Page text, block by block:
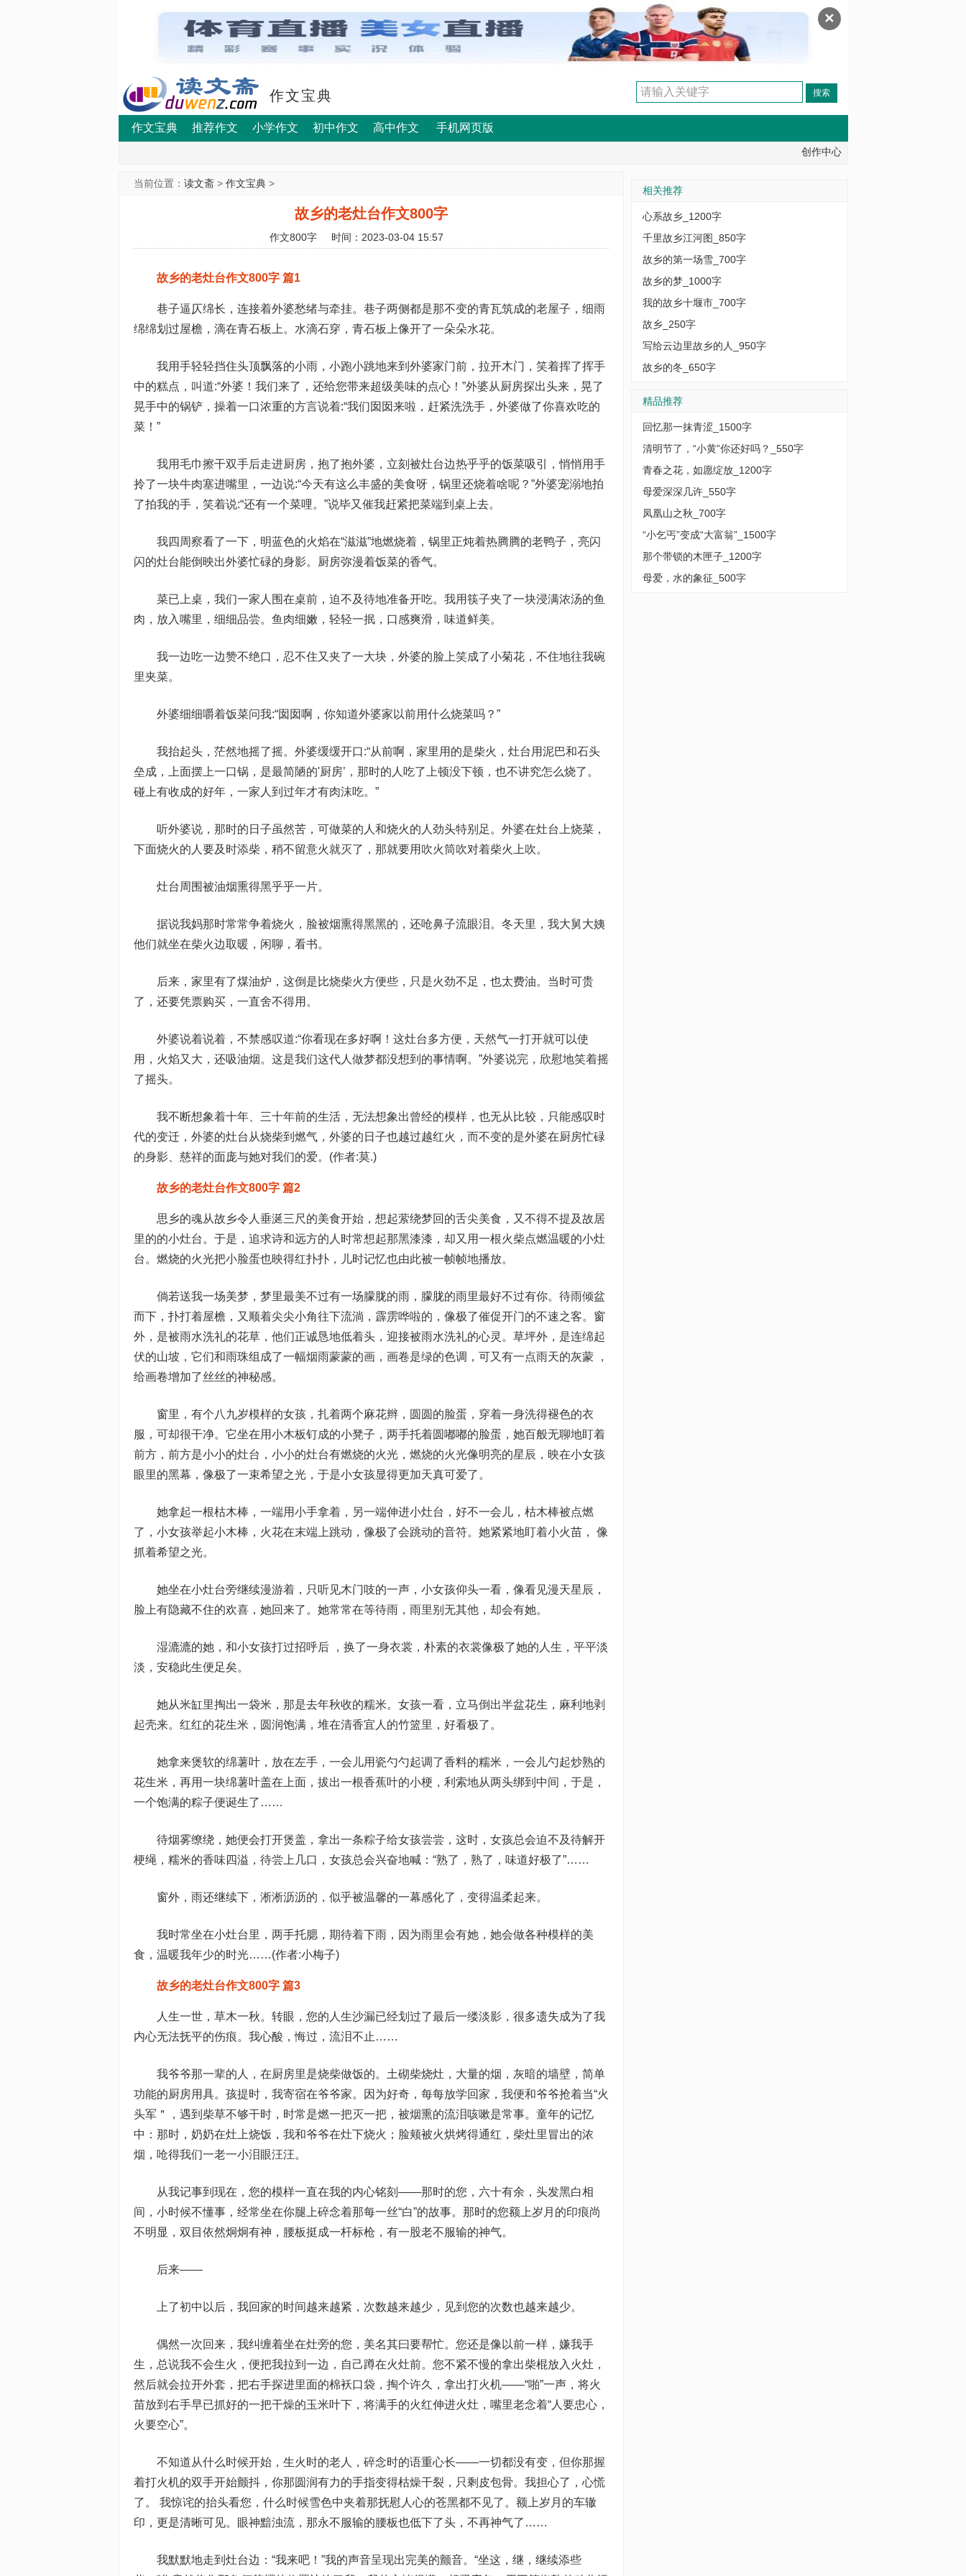
✕
作文宝典
作文宝典 推荐作文 小学作文 初中作文 高中作文 手机网页版
创作中心
当前位置： 读文斋> 作文宝典>
故乡的老灶台作文800字
作文800字 时间：2023-03-04 15:57
故乡的老灶台作文800字 篇1
巷子逼仄绵长，连接着外婆愁绪与牵挂。巷子两侧都是那不变的青瓦筑成的老屋子，细雨
绵绵划过屋檐，滴在青石板上。水滴石穿，青石板上像开了一朵朵水花。
我用手轻轻挡住头顶飘落的小雨，小跑小跳地来到外婆家门前，拉开木门，笑着挥了挥手
中的糕点，叫道:“外婆！我们来了，还给您带来超级美味的点心！”外婆从厨房探出头来，晃了
晃手中的锅铲，操着一口浓重的方言说着:“我们囡囡来啦，赶紧洗洗手，外婆做了你喜欢吃的
菜！”
我用毛巾擦干双手后走进厨房，抱了抱外婆，立刻被灶台边热乎乎的饭菜吸引，悄悄用手
拎了一块牛肉塞进嘴里，一边说:“今天有这么丰盛的美食呀，锅里还烧着啥呢？”外婆宠溺地拍
了拍我的手，笑着说:“还有一个菜哩。”说毕又催我赶紧把菜端到桌上去。
我四周察看了一下，明蓝色的火焰在“滋滋”地燃烧着，锅里正炖着热腾腾的老鸭子，亮闪
闪的灶台能倒映出外婆忙碌的身影。厨房弥漫着饭菜的香气。
菜已上桌，我们一家人围在桌前，迫不及待地准备开吃。我用筷子夹了一块浸满浓汤的鱼
肉，放入嘴里，细细品尝。鱼肉细嫩，轻轻一抿，口感爽滑，味道鲜美。
我一边吃一边赞不绝口，忍不住又夹了一大块，外婆的脸上笑成了小菊花，不住地往我碗
里夹菜。
外婆细细嚼着饭菜问我:“囡囡啊，你知道外婆家以前用什么烧菜吗？”
我抬起头，茫然地摇了摇。外婆缓缓开口:“从前啊，家里用的是柴火，灶台用泥巴和石头
垒成，上面摆上一口锅，是最简陋的'厨房’，那时的人吃了上顿没下顿，也不讲究怎么烧了。
碰上有收成的好年，一家人到过年才有肉沫吃。”
听外婆说，那时的日子虽然苦，可做菜的人和烧火的人劲头特别足。外婆在灶台上烧菜，
下面烧火的人要及时添柴，稍不留意火就灭了，那就要用吹火筒吹对着柴火上吹。
灶台周围被油烟熏得黑乎乎一片。
据说我妈那时常常争着烧火，脸被烟熏得黑黑的，还呛鼻子流眼泪。冬天里，我大舅大姨
他们就坐在柴火边取暖，闲聊，看书。
后来，家里有了煤油炉，这倒是比烧柴火方便些，只是火劲不足，也太费油。当时可贵
了，还要凭票购买，一直舍不得用。
外婆说着说着，不禁感叹道:“你看现在多好啊！这灶台多方便，天然气一打开就可以使
用，火焰又大，还吸油烟。这是我们这代人做梦都没想到的事情啊。”外婆说完，欣慰地笑着摇
了摇头。
我不断想象着十年、三十年前的生活，无法想象出曾经的模样，也无从比较，只能感叹时
代的变迁，外婆的灶台从烧柴到燃气，外婆的日子也越过越红火，而不变的是外婆在厨房忙碌
的身影、慈祥的面庞与她对我们的爱。(作者:莫.)
故乡的老灶台作文800字 篇2
思乡的魂从故乡令人垂涎三尺的美食开始，想起萦绕梦回的舌尖美食，又不得不提及故居
里的的小灶台。于是，追求诗和远方的人时常想起那黑漆漆，却又用一根火柴点燃温暖的小灶
台。燃烧的火光把小脸蛋也映得红扑扑，儿时记忆也由此被一帧帧地播放。
倘若送我一场美梦，梦里最美不过有一场朦胧的雨，朦胧的雨里最好不过有你。待雨倾盆
而下，扑打着屋檐，又顺着尖尖小角往下流淌，霹雳哗啦的，像极了催促开门的不速之客。窗
外，是被雨水洗礼的花草，他们正诚恳地低着头，迎接被雨水洗礼的心灵。草坪外，是连绵起
伏的山坡，它们和雨珠组成了一幅烟雨蒙蒙的画，画卷是绿的色调，可又有一点雨天的灰蒙 ，
给画卷增加了丝丝的神秘感。
窗里，有个八九岁模样的女孩，扎着两个麻花辫，圆圆的脸蛋，穿着一身洗得褪色的衣
服，可却很干净。它坐在用小木板钉成的小凳子，两手托着圆嘟嘟的脸蛋，她百般无聊地盯着
前方，前方是小小的灶台，小小的灶台有燃烧的火光，燃烧的火光像明亮的星辰，映在小女孩
眼里的黑幕，像极了一束希望之光，于是小女孩显得更加天真可爱了。
她拿起一根枯木棒，一端用小手拿着，另一端伸进小灶台，好不一会儿，枯木棒被点燃
了，小女孩举起小木棒，火花在末端上跳动，像极了会跳动的音符。她紧紧地盯着小火苗， 像
抓着希望之光。
她坐在小灶台旁继续漫游着，只听见木门吱的一声，小女孩仰头一看，像看见漫天星辰，
脸上有隐藏不住的欢喜，她回来了。她常常在等待雨，雨里别无其他，却会有她。
湿漉漉的她，和小女孩打过招呼后 ，换了一身衣裳，朴素的衣裳像极了她的人生，平平淡
淡，安稳此生便足矣。
她从米缸里掏出一袋米，那是去年秋收的糯米。女孩一看，立马倒出半盆花生，麻利地剥
起壳来。红红的花生米，圆润饱满，堆在清香宜人的竹篮里，好看极了。
她拿来煲软的绵薯叶，放在左手，一会儿用瓷勺勺起调了香料的糯米，一会儿勺起炒熟的
花生米，再用一块绵薯叶盖在上面，拔出一根香蕉叶的小梗，利索地从两头绑到中间，于是，
一个饱满的粽子便诞生了……
待烟雾缭绕，她便会打开煲盖，拿出一条粽子给女孩尝尝，这时，女孩总会迫不及待解开
梗绳，糯米的香味四溢，待尝上几口，女孩总会兴奋地喊：“熟了，熟了，味道好极了”……
窗外，雨还继续下，淅淅沥沥的，似乎被温馨的一幕感化了，变得温柔起来。
我时常坐在小灶台里，两手托腮，期待着下雨，因为雨里会有她，她会做各种模样的美
食，温暖我年少的时光……(作者:小梅子)
故乡的老灶台作文800字 篇3
人生一世，草木一秋。转眼，您的人生沙漏已经划过了最后一缕淡影，很多遗失成为了我
内心无法抚平的伤痕。我心酸，悔过，流泪不止……
我爷爷那一辈的人，在厨房里是烧柴做饭的。土砌柴烧灶，大量的烟，灰暗的墙壁，简单
功能的厨房用具。孩提时，我寄宿在爷爷家。因为好奇，每每放学回家，我便和爷爷抢着当“火
头军＂，遇到柴草不够干时，时常是燃一把灭一把，被烟熏的流泪咳嗽是常事。童年的记忆
中：那时，奶奶在灶上烧饭，我和爷爷在灶下烧火；脸颊被火烘烤得通红，柴灶里冒出的浓
烟，呛得我们一老一小泪眼汪汪。
从我记事到现在，您的模样一直在我的内心铭刻——那时的您，六十有余，头发黑白相
间，小时候不懂事，经常坐在你腿上碎念着那每一丝“白”的故事。那时的您额上岁月的印痕尚
不明显，双目依然炯炯有神，腰板挺成一杆标枪，有一股老不服输的神气。
后来——
上了初中以后，我回家的时间越来越紧，次数越来越少，见到您的次数也越来越少。
偶然一次回来，我纠缠着坐在灶旁的您，美名其曰要帮忙。您还是像以前一样，嫌我手
生，总说我不会生火，便把我拉到一边，自己蹲在火灶前。您不紧不慢的拿出柴棍放入火灶，
然后就会拉开外套，把右手探进里面的棉袄口袋，掏个许久，拿出打火机——“啪”一声，将火
苗放到右手早已抓好的一把干燥的玉米叶下，将满手的火红伸进火灶，嘴里老念着“人要忠心，
火要空心”。
不知道从什么时候开始，生火时的老人，碎念时的语重心长——一切都没有变，但你那握
着打火机的双手开始颤抖，你那圆润有力的手指变得枯燥干裂，只剩皮包骨。我担心了，心慌
了。 我惊诧的抬头看您，什么时候雪色中夹着那抚慰人心的苍黑都不见了。额上岁月的车辙
印，更是清晰可见。眼神黯浊流，那永不服输的腰板也低下了头，不再神气了……
我默默地走到灶台边：“我来吧！”我的声音呈现出完美的颤音。“坐这，继，继续添些
相关推荐
心系故乡_1200字
千里故乡江河图_850字
故乡的第一场雪_700字
故乡的梦_1000字
我的故乡十堰市_700字
故乡_250字
写给云边里故乡的人_950字
故乡的冬_650字
精品推荐
回忆那一抹青涩_1500字
清明节了，“小黄”你还好吗？_550字
青春之花，如愿绽放_1200字
母爱深深几许_550字
凤凰山之秋_700字
“小乞丐”变成“大富翁”_1500字
那个带锁的木匣子_1200字
母爱，水的象征_500字